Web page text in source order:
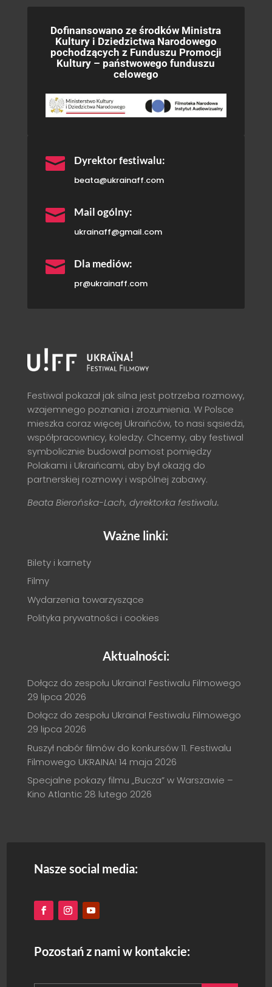
Dofinansowano ze środków Ministra
Kultury i Dziedzictwa Narodowego
pochodzących z Funduszu Promocji
Kultury – państwowego funduszu
celowego
 Dyrektor festiwalu:
beata@ukrainaff.com
 Mail ogólny:
ukrainaff@gmail.com
 Dla mediów:
pr@ukrainaff.com
Festiwal pokazał jak silna jest potrzeba rozmowy,
wzajemnego poznania i zrozumienia. W Polsce
mieszka coraz więcej Ukraińców, to nasi sąsiedzi,
współpracownicy, koledzy. Chcemy, aby festiwal
symbolicznie budował pomost pomiędzy
Polakami i Ukraińcami, aby był okazją do
partnerskiej rozmowy i wspólnej zabawy.
Beata Bierońska-Lach, dyrektorka festiwalu.
Ważne linki:
Bilety i karnety
Filmy
Wydarzenia towarzyszące
Polityka prywatności i cookies
Aktualności:
Dołącz do zespołu Ukraina! Festiwalu Filmowego
29 lipca 2026
Dołącz do zespołu Ukraina! Festiwalu Filmowego
29 lipca 2026
Ruszył nabór filmów do konkursów 11. Festiwalu
Filmowego UKRAINA! 14 maja 2026
Specjalne pokazy filmu „Bucza” w Warszawie –
Kino Atlantic 28 lutego 2026
Nasze social media:
Pozostań z nami w kontakcie: